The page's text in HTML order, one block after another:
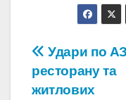
записів
Удари по
ресторану та
житлових